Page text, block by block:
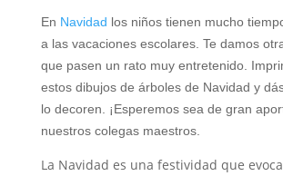
En Navidad los niños tienen mucho
a las vacaciones escolares. Te damos
que pasen un rato muy entretenido.
estos dibujos de árboles de Navidad y
lo decoren. ¡Esperemos sea de gran
nuestros colegas maestros.
La Navidad es una festividad que